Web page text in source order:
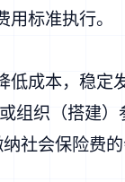
标准执行。
低成本，稳
组织（搭建
社会保险费